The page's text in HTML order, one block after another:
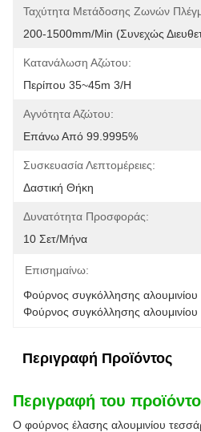
Ταχύτητα Μετάδοσης Ζωνών
200-1500mm/min (συνεχώς
Κατανάλωση Αζώτου:
Περίπου 35~45m 3/h
Αγνότητα Αζώτου:
Επάνω Από 99.9995%
Συσκευασία Λεπτομέρειες:
Δαστική Θήκη
Δυνατότητα Προσφοράς:
10 Σετ/μήνα
Επισημαίνω:
Φούρνος συγκόλλησης αλουμινίου
Φούρνος συγκόλλησης
Περιγραφή Προϊόντος
Περιγραφή του
Ο φούρνος έλασης αλουμινίου